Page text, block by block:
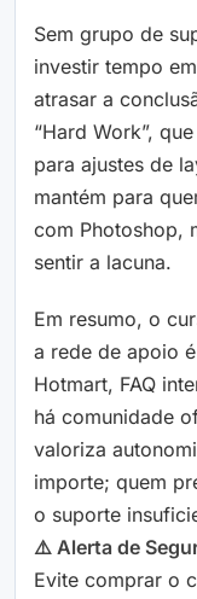
Sem grupo de
investir tempo
atrasar a
“Hard Work”,
para ajustes de
mantém para
com Photoshop,
sentir a lacuna.
Em resumo, o
a rede de apoio
Hotmart, FAQ
há comunidade
valoriza
importe; quem
o suporte
⚠️ Alerta de
Evite comprar o